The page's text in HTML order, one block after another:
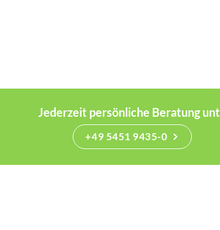
Jederzeit persönliche Beratung
+49 5451 9435-0